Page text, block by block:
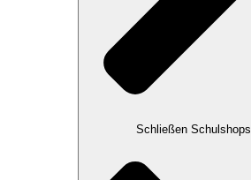
Schließen Schulshops